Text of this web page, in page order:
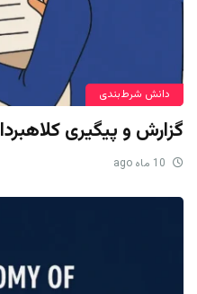
دانش شرط‌بندی
گزارش و پیگیری